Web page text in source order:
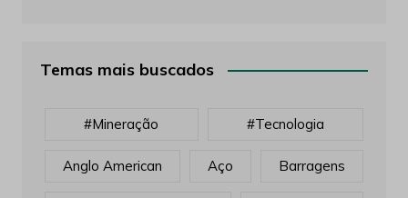
Temas mais buscados
#mineração #tecnologia
Anglo American Aço Barragens